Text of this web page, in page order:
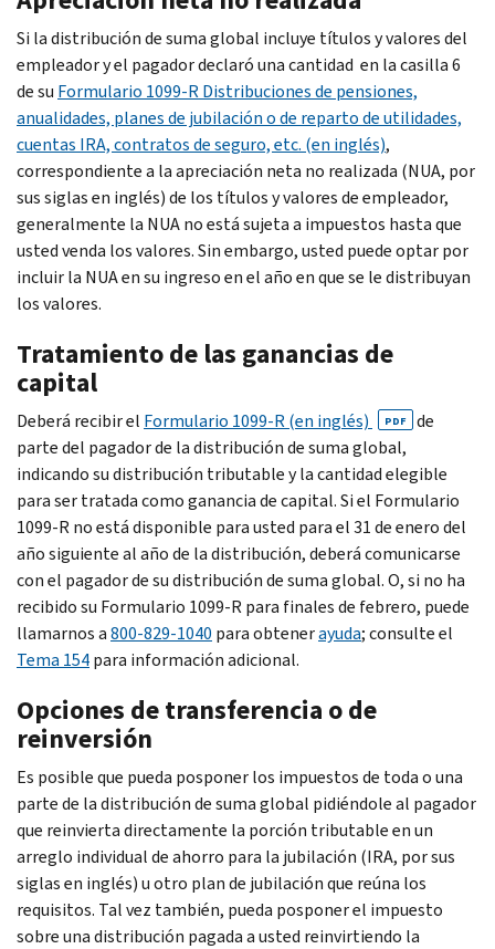
Si la distribución de suma global incluye títulos y valores del
empleador y el pagador declaró una cantidad en la casilla 6
de su Formulario 1099-R Distribuciones de pensiones,
anualidades, planes de jubilación o de reparto de utilidades,
cuentas IRA, contratos de seguro, etc. (en inglés),
correspondiente a la apreciación neta no realizada (NUA, por
sus siglas en inglés) de los títulos y valores de empleador,
generalmente la NUA no está sujeta a impuestos hasta que
usted venda los valores. Sin embargo, usted puede optar por
incluir la NUA en su ingreso en el año en que se le distribuyan
los valores.
Tratamiento de las ganancias de
capital
Deberá recibir el Formulario 1099-R (en inglés) PDF
de
parte del pagador de la distribución de suma global,
indicando su distribución tributable y la cantidad elegible
para ser tratada como ganancia de capital. Si el Formulario
1099-R no está disponible para usted para el 31 de enero del
año siguiente al año de la distribución, deberá comunicarse
con el pagador de su distribución de suma global. O, si no ha
recibido su Formulario 1099-R para finales de febrero, puede
llamarnos a800-829-1040 para obtenerayuda; consulte el
Tema 154para información adicional.
Opciones de transferencia o de
reinversión
Es posible que pueda posponer los impuestos de toda o una
parte de la distribución de suma global pidiéndole al pagador
que reinvierta directamente la porción tributable en un
arreglo individual de ahorro para la jubilación (IRA, por sus
siglas en inglés) u otro plan de jubilación que reúna los
requisitos. Tal vez también, pueda posponer el impuesto
sobre una distribución pagada a usted reinvirtiendo la